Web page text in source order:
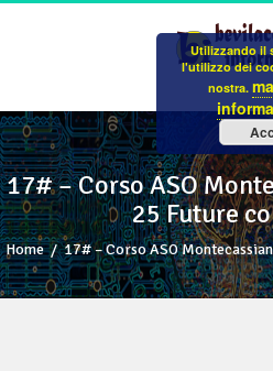
Skip
17# – Corso ASO
25 Future
Home/17# – Corso ASO
Utilizzando il
l'utilizzo dei
nostra.